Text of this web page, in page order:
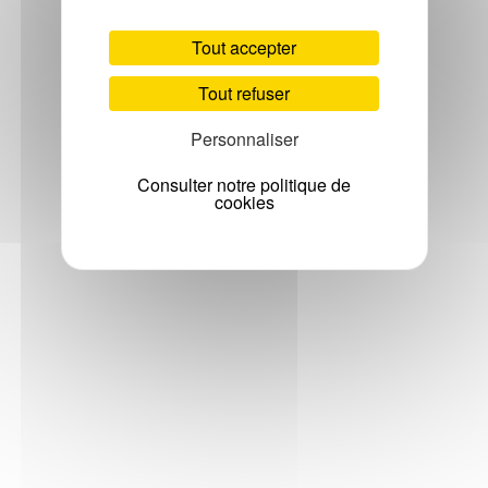
Tout accepter
Tout refuser
Personnaliser
Consulter notre politique de
cookies